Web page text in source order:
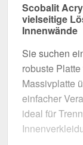
Scobalit
vielseitige
Innenwände
Sie suchen
robuste
Massivplatte
einfacher
ideal für